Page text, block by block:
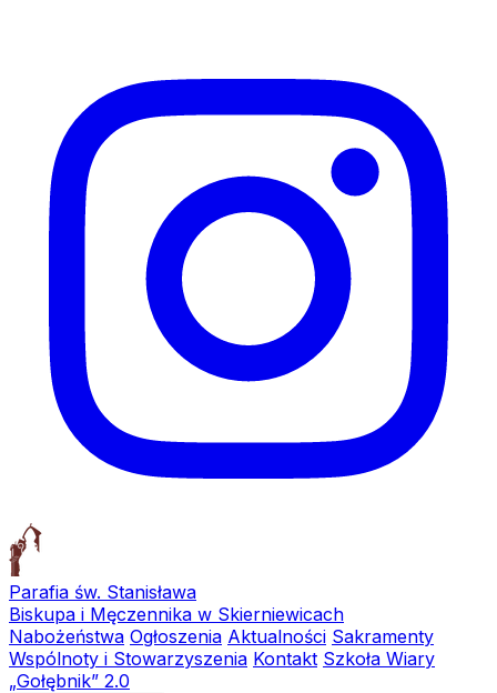
Parafia św. Stanisława
Biskupa i Męczennika w Skierniewicach
Nabożeństwa Ogłoszenia Aktualności Sakramenty
Wspólnoty i Stowarzyszenia Kontakt Szkoła Wiary
„Gołębnik” 2.0